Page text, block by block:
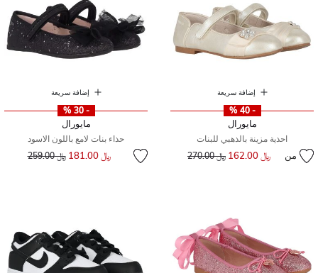
إضافة سريعة
- 40 %
مايورال
احذية مزينة بالذهبي للبنات
من ﷼ 162.00 سعر مخفض من﷼ 270.00
إضافة سريعة
- 30 %
مايورال
حذاء بنات لامع باللون الاسود
﷼ 181.00 سعر مخفض من
﷼ 259.00 إلى